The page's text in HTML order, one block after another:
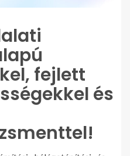
fejlett
és